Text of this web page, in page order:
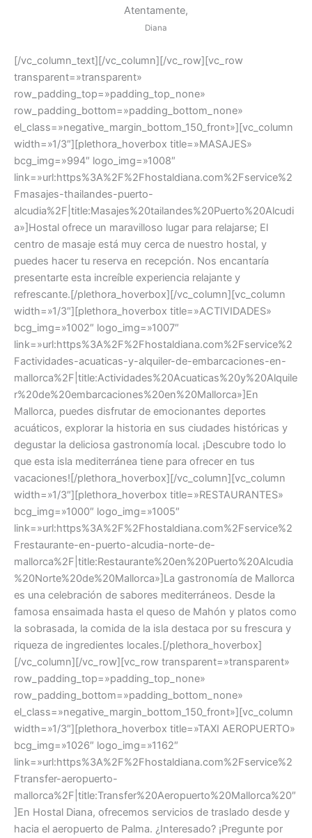
Atentamente,
Diana
[/vc_column_text][/vc_column][/vc_row][vc_row
transparent=»transparent»
row_padding_top=»padding_top_none»
row_padding_bottom=»padding_bottom_none»
el_class=»negative_margin_bottom_150_front»][vc_column
width=»1/3″][plethora_hoverbox title=»MASAJES»
bcg_img=»994″ logo_img=»1008″
link=»url:https%3A%2F%2Fhostaldiana.com%2Fservice%2
Fmasajes-thailandes-puerto-
alcudia%2F|title:Masajes%20tailandes%20Puerto%20Alcudi
a»]Hostal ofrece un maravilloso lugar para relajarse; El
centro de masaje está muy cerca de nuestro hostal, y
puedes hacer tu reserva en recepción. Nos encantaría
presentarte esta increíble experiencia relajante y
refrescante.[/plethora_hoverbox][/vc_column][vc_column
width=»1/3″][plethora_hoverbox title=»ACTIVIDADES»
bcg_img=»1002″ logo_img=»1007″
link=»url:https%3A%2F%2Fhostaldiana.com%2Fservice%2
Factividades-acuaticas-y-alquiler-de-embarcaciones-en-
mallorca%2F|title:Actividades%20Acuaticas%20y%20Alquile
r%20de%20embarcaciones%20en%20Mallorca»]En
Mallorca, puedes disfrutar de emocionantes deportes
acuáticos, explorar la historia en sus ciudades históricas y
degustar la deliciosa gastronomía local. ¡Descubre todo lo
que esta isla mediterránea tiene para ofrecer en tus
vacaciones![/plethora_hoverbox][/vc_column][vc_column
width=»1/3″][plethora_hoverbox title=»RESTAURANTES»
bcg_img=»1000″ logo_img=»1005″
link=»url:https%3A%2F%2Fhostaldiana.com%2Fservice%2
Frestaurante-en-puerto-alcudia-norte-de-
mallorca%2F|title:Restaurante%20en%20Puerto%20Alcudia
%20Norte%20de%20Mallorca»]La gastronomía de Mallorca
es una celebración de sabores mediterráneos. Desde la
famosa ensaimada hasta el queso de Mahón y platos como
la sobrasada, la comida de la isla destaca por su frescura y
riqueza de ingredientes locales.[/plethora_hoverbox]
[/vc_column][/vc_row][vc_row transparent=»transparent»
row_padding_top=»padding_top_none»
row_padding_bottom=»padding_bottom_none»
el_class=»negative_margin_bottom_150_front»][vc_column
width=»1/3″][plethora_hoverbox title=»TAXI AEROPUERTO»
bcg_img=»1026″ logo_img=»1162″
link=»url:https%3A%2F%2Fhostaldiana.com%2Fservice%2
Ftransfer-aeropuerto-
mallorca%2F|title:Transfer%20Aeropuerto%20Mallorca%20″
]En Hostal Diana, ofrecemos servicios de traslado desde y
hacia el aeropuerto de Palma. ¿Interesado? ¡Pregunte por